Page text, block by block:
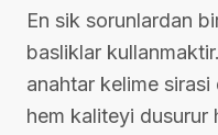
En sik sorunlardan
basliklar
anahtar kelime
hem kaliteyi dusurur